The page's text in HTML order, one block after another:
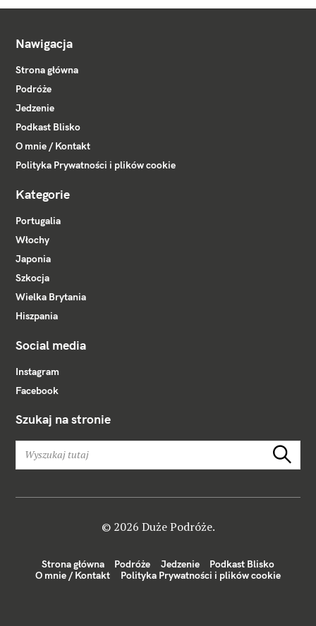
Nawigacja
Strona główna
Podróże
Jedzenie
Podkast Blisko
O mnie / Kontakt
Polityka Prywatności i plików cookie
Kategorie
Portugalia
Włochy
Japonia
Szkocja
Wielka Brytania
Hiszpania
Social media
Instagram
Facebook
Szukaj na stronie
Szukaj
Strona główna Podróże Jedzenie
Podkast Blisko
O mnie / Kontakt
Polityka Prywatności i plików cookie
© 2026 Duże Podróże.